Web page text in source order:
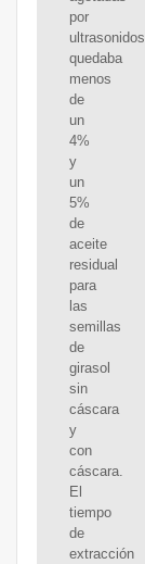
por
ultrasonidos
quedaba
menos
de
un
4%
y
un
5%
de
aceite
residual
para
las
semillas
de
girasol
sin
cáscara
y
con
cáscara.
El
tiempo
de
extracción